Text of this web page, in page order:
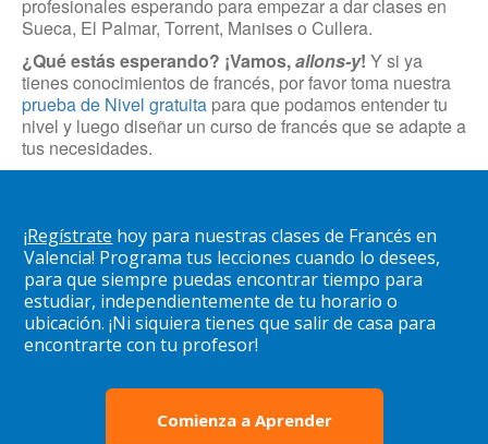
profesionales esperando para empezar a dar clases en
Sueca, El Palmar, Torrent, Manises o Cullera.
¿Qué estás esperando? ¡Vamos,allons-y! Y si ya
tienes conocimientos de francés, por favor toma nuestra
prueba de Nivel gratuita para que podamos entender tu
nivel y luego diseñar un curso de francés que se adapte a
tus necesidades.
¡Regístrate hoy para nuestras clases de Francés en
Valencia! Programa tus lecciones cuando lo desees,
para que siempre puedas encontrar tiempo para
estudiar, independientemente de tu horario o
ubicación. ¡Ni siquiera tienes que salir de casa para
encontrarte con tu profesor!
Comienza a Aprender